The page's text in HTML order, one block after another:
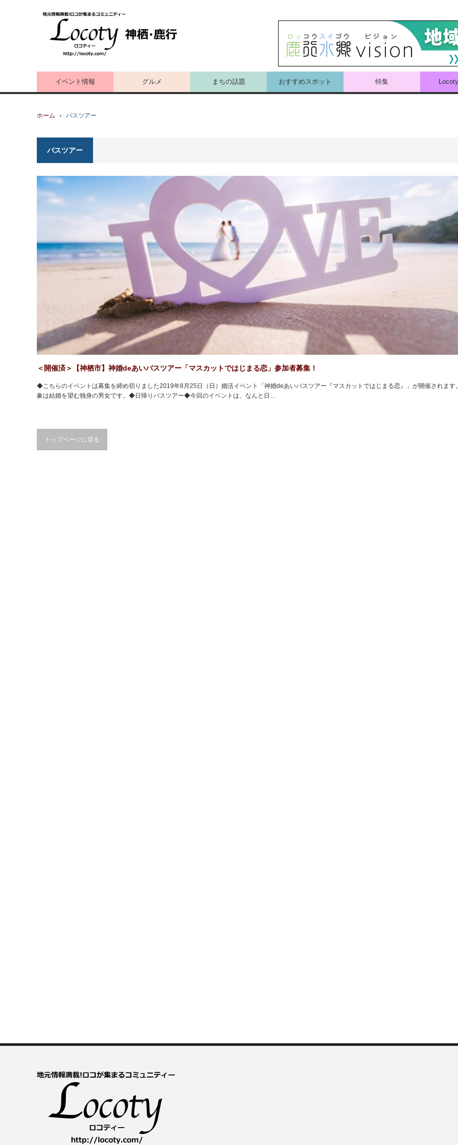
イベント情報 グルメ まちの話題 おすすめスポット 特集
ホーム バスツアー
バスツアー
＜開催済＞【神栖市】神婚deあいバスツアー「マスカットではじまる恋」参加者募集！
◆こちらのイベントは募集を締め切りました2019年8月25日（日）婚活イベント「神婚deあいバスツアー『マスカットではじまる恋』」が開催されます
象は結婚を望む独身の男女です。◆日帰りバスツアー◆今回のイベントは、なんと日…
トップページに戻る